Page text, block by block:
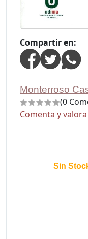
Compartir en:
Monterroso
(0
Comenta y
Sin